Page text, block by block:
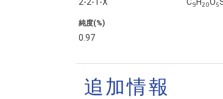
9 20 5
純度(%)
0.97
追加情報